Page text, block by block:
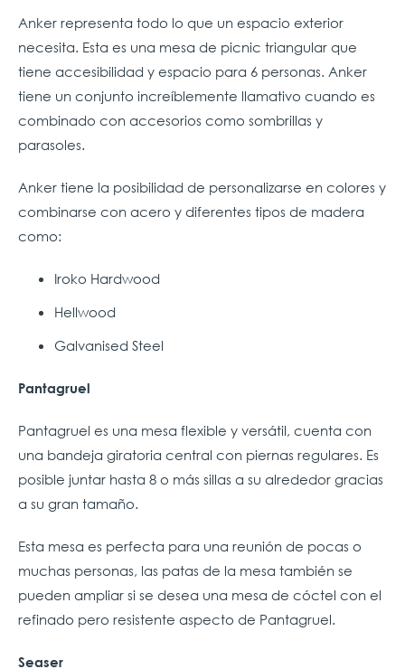
Anker representa todo lo que un espacio exterior
necesita. Esta es una mesa de picnic triangular que
tiene accesibilidad y espacio para 6 personas. Anker
tiene un conjunto increíblemente llamativo cuando es
combinado con accesorios como sombrillas y
parasoles.
Anker tiene la posibilidad de personalizarse en colores y
combinarse con acero y diferentes tipos de madera
como:
Iroko Hardwood
Hellwood
Galvanised Steel
Pantagruel
Pantagruel es una mesa flexible y versátil, cuenta con
una bandeja giratoria central con piernas regulares. Es
posible juntar hasta 8 o más sillas a su alrededor gracias
a su gran tamaño.
Esta mesa es perfecta para una reunión de pocas o
muchas personas, las patas de la mesa también se
pueden ampliar si se desea una mesa de cóctel con el
refinado pero resistente aspecto de Pantagruel.
Seaser